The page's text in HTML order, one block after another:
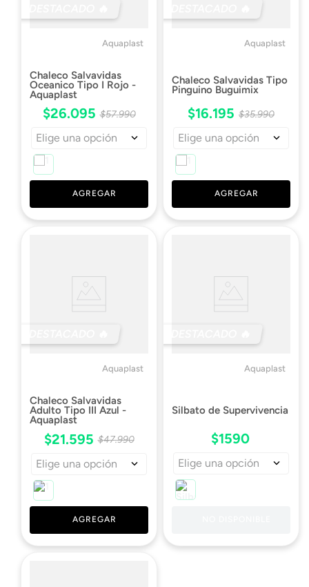
Aquaplast
Chaleco Salvavidas
Oceanico Tipo I Rojo -
Aquaplast
$26.095 $57.990
Elige una opción
AGREGAR
Aquaplast
Chaleco Salvavidas Tipo
Pinguino Buguimix
$16.195 $35.990
Elige una opción
AGREGAR
Aquaplast
Chaleco Salvavidas
Adulto Tipo III Azul -
Aquaplast
$21.595 $47.990
Elige una opción
AGREGAR
Aquaplast
Silbato de Supervivencia
$1590
Elige una opción